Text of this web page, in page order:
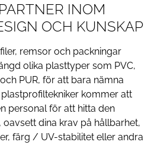
INOM
OCH KUNSKAP
remsor och packningar
olika plasttyper som PVC,
PUR, för att bara nämna
plastprofiltekniker kommer att
personal för att hitta den
dina krav på hållbarhet,
färg / UV-stabilitet eller andra